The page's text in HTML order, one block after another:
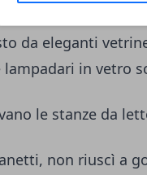
da eleganti
in vetro
le stanze da
non riuscì a